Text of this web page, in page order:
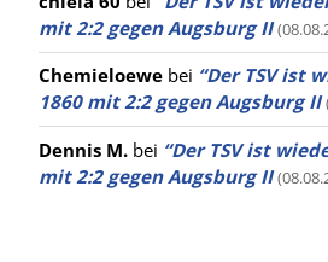
mit 2:2 gegen Augsburg II
Chemieloewe bei “Der TSV ist
1860 mit 2:2 gegen Augsburg II
Dennis M. bei “Der TSV ist
mit 2:2 gegen Augsburg II